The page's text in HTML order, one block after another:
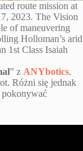
route mission at
2023. The Vision
of maneuvering
Holloman’s arid
1st Class Isaiah
” z ANYbotics.
Różni się jednak
pokonywać